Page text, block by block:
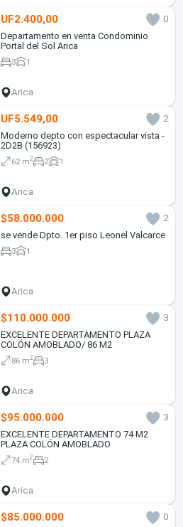
UF2.400,00
0
Departamento en venta Condominio
Portal del Sol Arica
3 1
Arica
UF5.549,00
2
Moderno depto con espectacular vista -
2D2B (156923)
62 m2 2 1
Arica
$58.000.000
2
se vende Dpto. 1er piso Leonel Valcarce
3 1
Arica
$110.000.000
3
EXCELENTE DEPARTAMENTO PLAZA
COLÓN AMOBLADO/ 86 M2
86 m2 3
Arica
$95.000.000
3
EXCELENTE DEPARTAMENTO 74 M2
PLAZA COLÓN AMOBLADO
74 m2 2
Arica
$85.000.000
0